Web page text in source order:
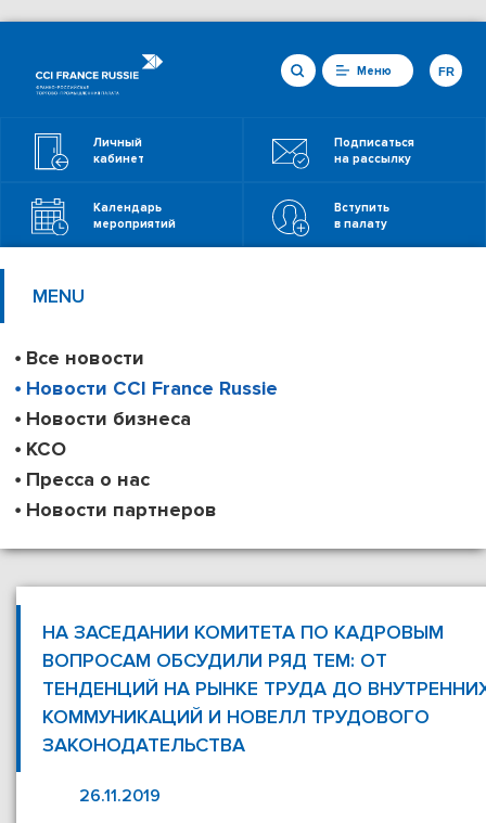
Меню
Личный
кабинет
Подписаться
на рассылку
Календарь
мероприятий
Вступить
в палату
FR
MENU
Все новости
Новости CCI France Russie
Новости бизнеса
КСО
Пресса о нас
Новости партнеров
НА ЗАСЕДАНИИ КОМИТЕТА ПО КАДРОВЫМ
ВОПРОСАМ ОБСУДИЛИ РЯД ТЕМ: ОТ
ТЕНДЕНЦИЙ НА РЫНКЕ ТРУДА ДО
КОММУНИКАЦИЙ И НОВЕЛЛ ТРУДОВОГО
ЗАКОНОДАТЕЛЬСТВА
26.11.2019